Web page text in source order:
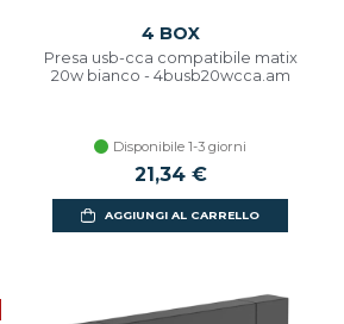
4 BOX
Presa usb-cca compatibile matix
20w bianco - 4busb20wcca.am
Disponibile 1-3 giorni
21,34 €
AGGIUNGI AL CARRELLO